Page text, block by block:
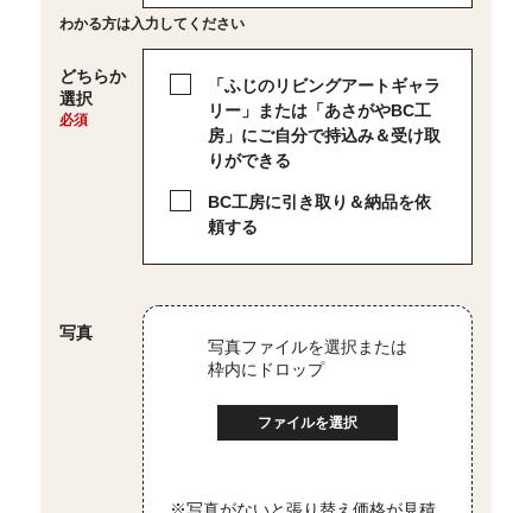
わかる方は入力してください
どちらか
選択
「ふじのリビングアートギャラ
リー」または「あさがやBC工
房」にご自分で持込み＆受け取
りができる
BC工房に引き取り＆納品を依
頼する
写真
写真ファイルを選択または
枠内にドロップ
ファイルを選択